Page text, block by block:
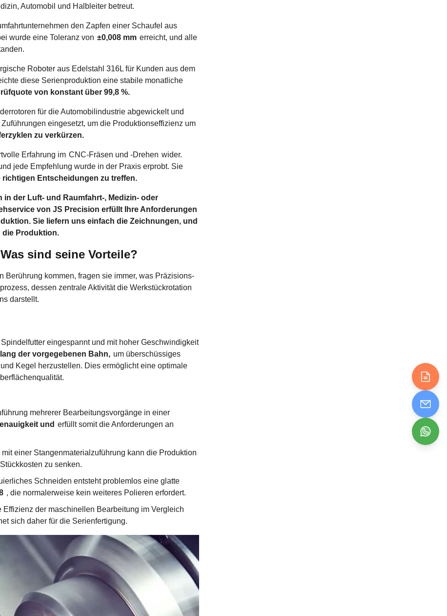
Automobil und Halbleiter betreut.
den Zapfen einer Schaufel aus
wurde eine Toleranz von ±0,008 mm erreicht, und alle
Roboter aus Edelstahl 316L für Kunden aus dem
diese Serienproduktion eine stabile monatliche
von konstant über 99,8 %.
für die Automobilindustrie abgewickelt und
eingesetzt, um die Produktionseffizienz um
zu verkürzen.
Erfahrung im CNC-Fräsen und -Drehen wider.
jede Empfehlung wurde in der Praxis erprobt. Sie
richtigen Entscheidungen zu treffen.
der Luft- und Raumfahrt-, Medizin- oder
von JS Precision erfüllt Ihre Anforderungen
Sie liefern uns einfach die Zeichnungen, und
die Produktion.
sind seine Vorteile?
kommen, fragen sie immer, was Präzisions-
dessen zentrale Aktivität die Werkstückrotation
darstellt.
eingespannt und mit hoher Geschwindigkeit
der vorgegebenen Bahn, um überschüssiges
Kegel herzustellen. Dies ermöglicht eine optimale
mehrerer Bearbeitungsvorgänge in einer
und erfüllt somit die Anforderungen an
mit einer Stangenmaterialzuführung kann die Produktion
zu senken.
Schneiden entsteht problemlos eine glatte
, die normalerweise kein weiteres Polieren erfordert.
Effizienz der maschinellen Bearbeitung im Vergleich
sich daher für die Serienfertigung.